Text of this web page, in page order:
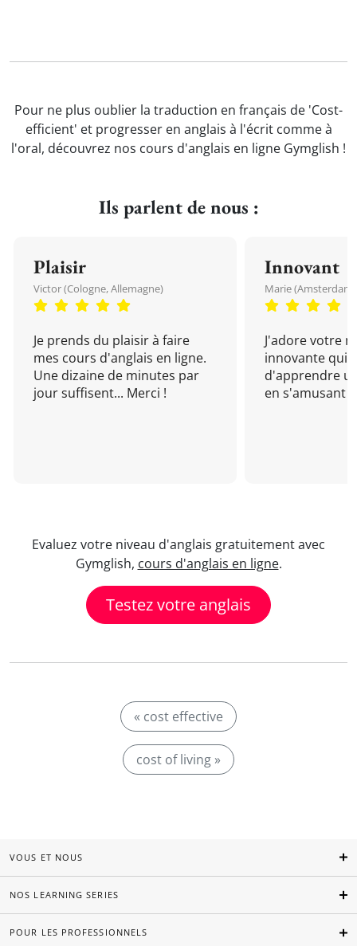
Pour ne plus oublier la traduction en français de 'Cost-
efficient' et progresser en anglais à l'écrit comme à
l'oral, découvrez nos cours d'anglais en ligne Gymglish !
Ils parlent de nous :
Plaisir
Victor (Cologne, Allemagne)
Je prends du plaisir à faire
mes cours d'anglais en ligne.
Une dizaine de minutes par
jour suffisent... Merci !
Innovant
Marie (Amsterdam,
J'adore votre
innovante qui
d'apprendre
en s'amusant !
Evaluez votre niveau d'anglais gratuitement avec
Gymglish, cours d'anglais en ligne.
Testez votre anglais
« cost effective
cost of living »
VOUS ET NOUS
NOS LEARNING SERIES
POUR LES PROFESSIONNELS